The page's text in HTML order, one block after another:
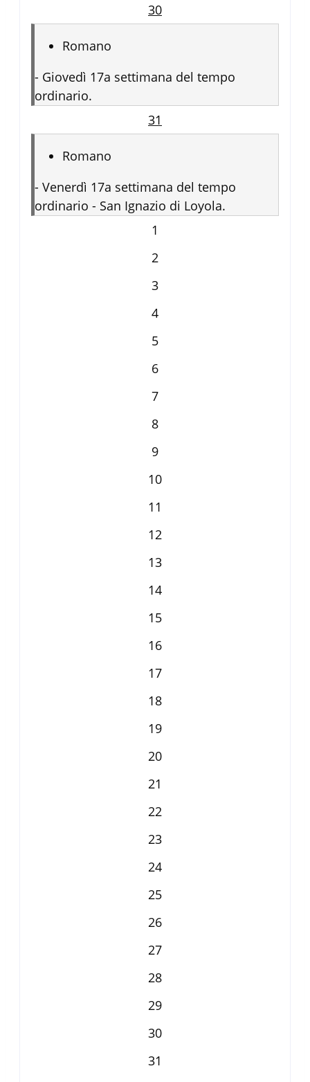
30
Romano
- Giovedì 17a settimana del tempo
ordinario.
31
Romano
- Venerdì 17a settimana del tempo
ordinario - San Ignazio di Loyola.
1
2
3
4
5
6
7
8
9
10
11
12
13
14
15
16
17
18
19
20
21
22
23
24
25
26
27
28
29
30
31